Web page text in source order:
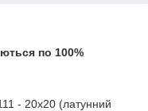
по 100%
- 20x20 (латунний